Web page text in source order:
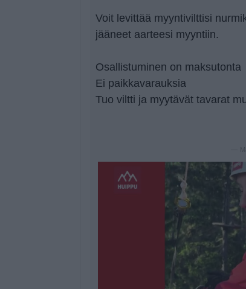
Voit levittää myyntivilttisi
jääneet aarteesi myyntiin.
Osallistuminen on maksutonta
Ei paikkavarauksia
Tuo viltti ja myytävät tavarat
—